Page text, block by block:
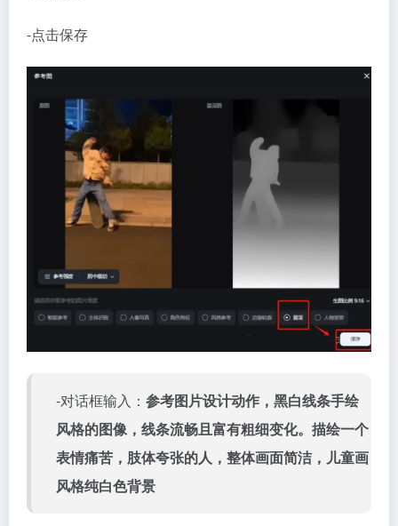
-点击保存
-对话框输入： 参考图片设计动作，黑白线条手绘
风格的图像，线条流畅且富有粗细变化。描绘一个
表情痛苦，肢体夸张的人，整体画面简洁，儿童画
风格纯白色背景